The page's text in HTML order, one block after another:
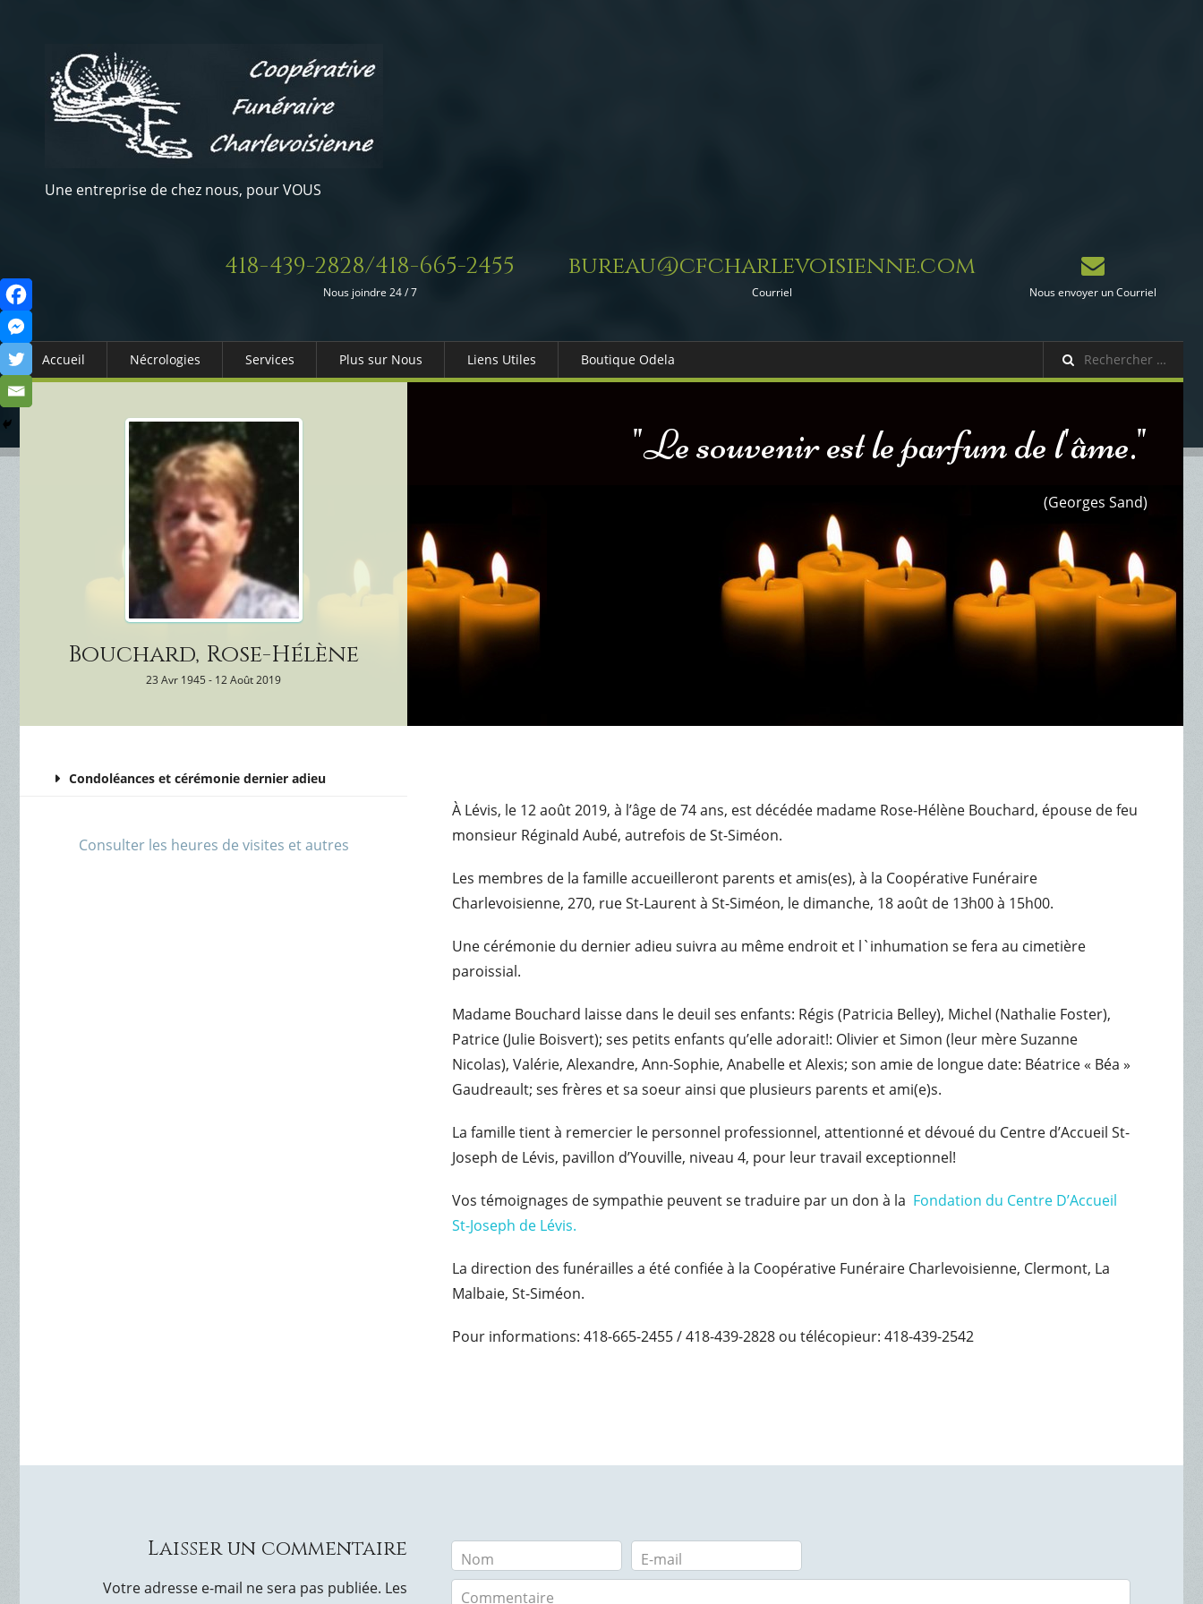
Une entreprise de chez nous, pour VOUS
418-439-2828/418-665-2455
Nous joindre 24 / 7
bureau@cfcharlevoisienne.com
Courriel Nous envoyer un Courriel
Accueil Nécrologies Services
Columbarium
Services Funéraires
Plus sur Nous Liens Utiles Boutique Odela
Bouchard, Rose-Hélène
23 Avr 1945 - 12 Août 2019
"Le souvenir est le parfum de l'âme."
(Georges Sand)
Condoléances et cérémonie dernier adieu
Consulter les heures de visites et autres
À Lévis, le 12 août 2019, à l’âge de 74 ans, est décédée madame Rose-Hélène Bouchard, épouse de feu
monsieur Réginald Aubé, autrefois de St-Siméon.
Les membres de la famille accueilleront parents et amis(es), à la Coopérative Funéraire
Charlevoisienne, 270, rue St-Laurent à St-Siméon, le dimanche, 18 août de 13h00 à 15h00.
Une cérémonie du dernier adieu suivra au même endroit et l`inhumation se fera au cimetière
paroissial.
Madame Bouchard laisse dans le deuil ses enfants: Régis (Patricia Belley), Michel (Nathalie Foster),
Patrice (Julie Boisvert); ses petits enfants qu’elle adorait!: Olivier et Simon (leur mère Suzanne
Nicolas), Valérie, Alexandre, Ann-Sophie, Anabelle et Alexis; son amie de longue date: Béatrice « Béa »
Gaudreault; ses frères et sa soeur ainsi que plusieurs parents et ami(e)s.
La famille tient à remercier le personnel professionnel, attentionné et dévoué du Centre d’Accueil St-
Joseph de Lévis, pavillon d’Youville, niveau 4, pour leur travail exceptionnel!
Vos témoignages de sympathie peuvent se traduire par un don à la Fondation du Centre D’Accueil
St-Joseph de Lévis.
La direction des funérailles a été confiée à la Coopérative Funéraire Charlevoisienne, Clermont, La
Malbaie, St-Siméon.
Pour informations: 418-665-2455 / 418-439-2828 ou télécopieur: 418-439-2542
Laisser un commentaire
Votre adresse e-mail ne sera pas publiée. Les
Nom
E-mail
Commentaire